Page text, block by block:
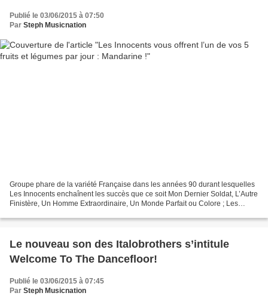
Publié le 03/06/2015 à 07:50
Par Steph Musicnation
Groupe phare de la variété Française dans les années 90 durant lesquelles
Les Innocents enchaînent les succès que ce soit Mon Dernier Soldat, L’Autre
Finistère, Un Homme Extraordinaire, Un Monde Parfait ou Colore ; Les
Le nouveau son des Italobrothers s’intitule
Welcome To The Dancefloor!
Publié le 03/06/2015 à 07:45
Par Steph Musicnation